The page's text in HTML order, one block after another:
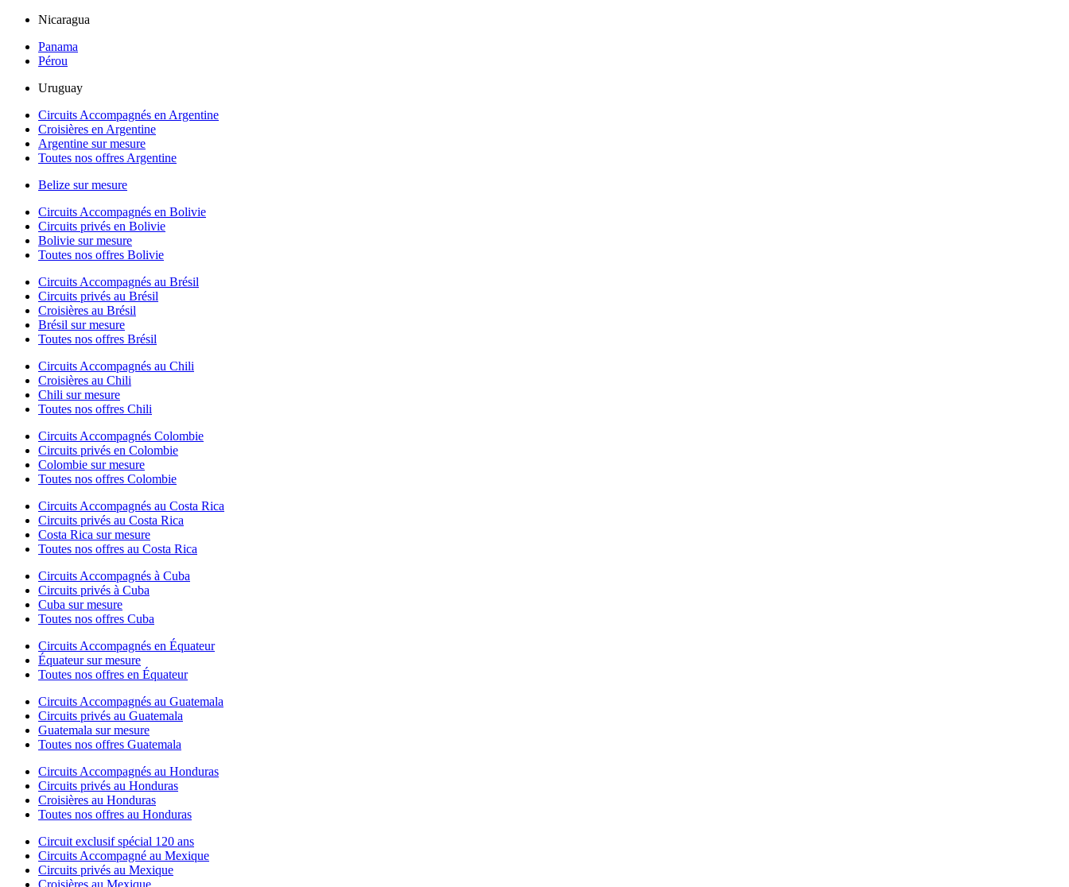
Nicaragua
Panama
Pérou
Uruguay
Circuits Accompagnés en Argentine
Croisières en Argentine
Argentine sur mesure
Toutes nos offres Argentine
Belize sur mesure
Circuits Accompagnés en Bolivie
Circuits privés en Bolivie
Bolivie sur mesure
Toutes nos offres Bolivie
Circuits Accompagnés au Brésil
Circuits privés au Brésil
Croisières au Brésil
Brésil sur mesure
Toutes nos offres Brésil
Circuits Accompagnés au Chili
Croisières au Chili
Chili sur mesure
Toutes nos offres Chili
Circuits Accompagnés Colombie
Circuits privés en Colombie
Colombie sur mesure
Toutes nos offres Colombie
Circuits Accompagnés au Costa Rica
Circuits privés au Costa Rica
Costa Rica sur mesure
Toutes nos offres au Costa Rica
Circuits Accompagnés à Cuba
Circuits privés à Cuba
Cuba sur mesure
Toutes nos offres Cuba
Circuits Accompagnés en Équateur
Équateur sur mesure
Toutes nos offres en Équateur
Circuits Accompagnés au Guatemala
Circuits privés au Guatemala
Guatemala sur mesure
Toutes nos offres Guatemala
Circuits Accompagnés au Honduras
Circuits privés au Honduras
Croisières au Honduras
Toutes nos offres au Honduras
Circuit exclusif spécial 120 ans
Circuits Accompagné au Mexique
Circuits privés au Mexique
Croisières au Mexique